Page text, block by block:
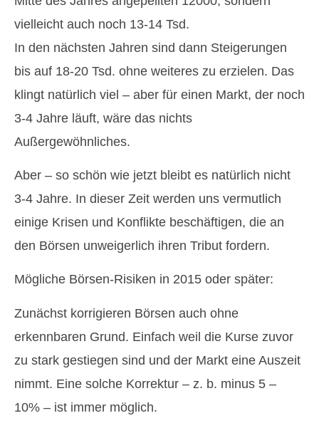
vielleicht auch noch 13-14 Tsd.
In den nächsten Jahren sind dann Steigerungen
bis auf 18-20 Tsd. ohne weiteres zu erzielen. Das
klingt natürlich viel – aber für einen Markt, der noch
3-4 Jahre läuft, wäre das nichts
Außergewöhnliches.
Aber – so schön wie jetzt bleibt es natürlich nicht
3-4 Jahre. In dieser Zeit werden uns vermutlich
einige Krisen und Konflikte beschäftigen, die an
den Börsen unweigerlich ihren Tribut fordern.
Mögliche Börsen-Risiken in 2015 oder später:
Zunächst korrigieren Börsen auch ohne
erkennbaren Grund. Einfach weil die Kurse zuvor
zu stark gestiegen sind und der Markt eine Auszeit
nimmt. Eine solche Korrektur – z. b. minus 5 –
10% – ist immer möglich.